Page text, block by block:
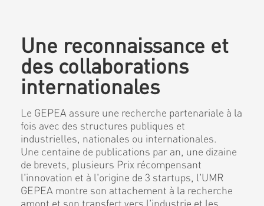
Une reconnaissance et
des collaborations
internationales
Le GEPEA assure une recherche partenariale à la
fois avec des structures publiques et
industrielles, nationales ou internationales.
Une centaine de publications par an, une dizaine
de brevets, plusieurs Prix récompensant
l'innovation et à l'origine de 3 startups, l'UMR
GEPEA montre son attachement à la recherche
amont et son transfert vers l'industrie et les